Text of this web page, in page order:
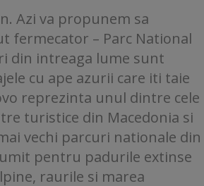
Azi va propunem sa
fermecator – Parc National
din intreaga lume sunt
cu ape azurii care iti taie
reprezinta unul dintre cele
turistice din Macedonia si
vechi parcuri nationale din
pentru padurile extinse
raurile si marea